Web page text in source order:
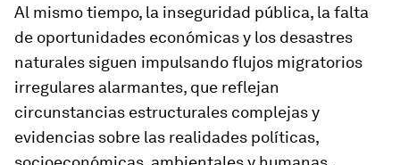
Al mismo tiempo, la inseguridad pública, la falta
de oportunidades económicas y los desastres
naturales siguen impulsando flujos migratorios
irregulares alarmantes, que reflejan
circunstancias estructurales complejas y
evidencias sobre las realidades políticas,